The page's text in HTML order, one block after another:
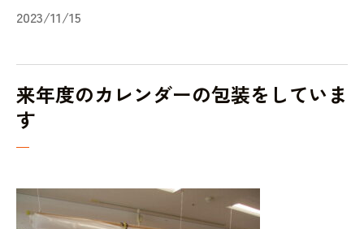
2023/11/15
来年度のカレンダーの包装をしていま
す